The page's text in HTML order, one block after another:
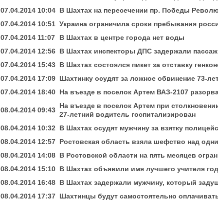
07.04.2014 10:04 В Шахтах на пересечении пр. Победы
07.04.2014 10:51 Украина ограничила сроки пребывания
07.04.2014 11:07
В Шахтах в центре города нет воды
07.04.2014 12:56 В Шахтах инспекторы ДПС задержали
07.04.2014 15:43 В Шахтах состоялся пикет за отставку
07.04.2014 17:09 Шахтинку осудят за ложное обвинение 73-
07.04.2014 18:40 На въезде в поселок Артем ВАЗ-2107
08.04.2014 09:43
На въезде в поселок Артем при
27-летний водитель госпитализирован
08.04.2014 10:32 В Шахтах осудят мужчину за взятку
08.04.2014 12:57 Ростовская область взяла шефство над
08.04.2014 14:08 В Ростовской области на пять месяцев
08.04.2014 15:10 В Шахтах объявили имя лучшего учителя
08.04.2014 16:48 В Шахтах задержали мужчину, который
08.04.2014 17:37 Шахтинцы будут самостоятельно